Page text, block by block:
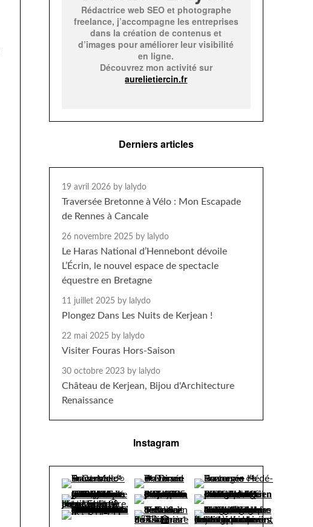
Rédactrice web SEO et photographe
freelance, j’accompagne les entreprises
dans la création de contenus et
d’images pour améliorer leur visibilité
en ligne.
Découvrez mon activité sur
aurelietiercin.fr
Derniers articles
19 avril 2026 by lalydo
Traversée Bretonne à Vélo : Mon Escapade
de Rennes à Cancale
26 novembre 2025 by lalydo
Le Haras National d’Hennebont dévoile
L’Écrin, le nouvel espace de spectacle
équestre en Bretagne
11 juillet 2025 by lalydo
Plongez Dans Les Nuits de Kerjean !
22 mai 2025 by lalydo
Visiter Fouras Hors-Saison
30 octobre 2023 by lalydo
Château de Kerjean, Bijou d'Architecture
Renaissance
Instagram